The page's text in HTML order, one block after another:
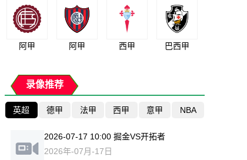
阿甲 阿甲 西甲 巴西甲
录像推荐
英超 德甲 法甲 西甲 意甲 NBA
2026-07-17 10:00 掘金VS开拓者
2026年-07月-17日